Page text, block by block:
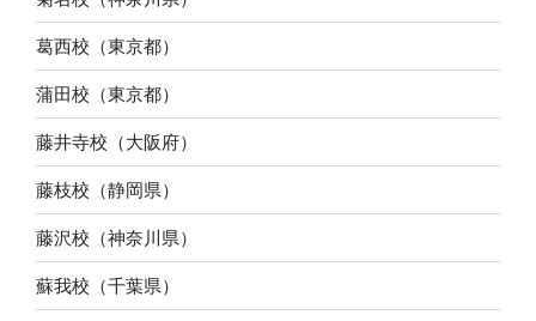
葛西校（東京都）
蒲田校（東京都）
藤井寺校（大阪府）
藤枝校（静岡県）
藤沢校（神奈川県）
蘇我校（千葉県）